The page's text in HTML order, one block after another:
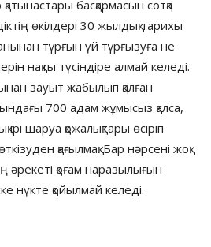
қатынастары басқармасын сотқа
өкілдері 30 жылдық тарихы
тұрғын үй тұрғызуға не
нақты түсіндіре алмай келеді.
зауыт жабылып қалған
700 адам жұмысыз қалса,
шаруа қожалықтары өсіріп
қағылмақ. Бар нәрсені жоқ
әрекеті қоғам наразылығын
нүкте қойылмай келеді.